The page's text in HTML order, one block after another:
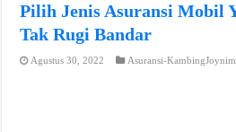
Pilih Jenis Asuransi Mobil
Tak Rugi Bandar
Agustus 30, 2022 Asuransi-KambingJoynim